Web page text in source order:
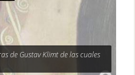
de Gustav Klimt de las cuales